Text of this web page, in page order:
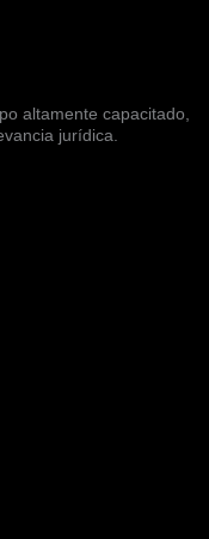
altamente capacitado,
jurídica.